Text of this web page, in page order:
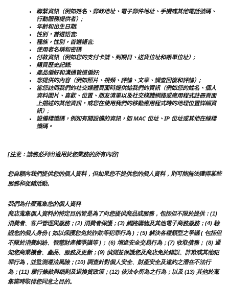
聯繫資訊（例如姓名、郵政地址、電子郵件地址、手機或其他電話號碼、
行動服務提供者）;
年齡和出生日期;
性別，首選語言;
種族，性別，首選語言;
使用者名稱和密碼
付款資訊（例如您的支付卡號、到期日、送貨位址和帳單位址）;
購買歷史記錄;
產品偏好和溝通管道偏好;
您提供的內容（例如照片、視頻、評論、文章、調查回復和評論）;
當您訪問我們的社交媒體頁面時提供給我們的資訊（例如您的姓名、個人
資料圖片、喜歡、位置、朋友清單以及社交媒體網路或應用程式註冊頁面
上描述的其他資訊，或您在使用我們的移動應用程式時的地理位置詳細資
訊）;
設備標識碼，例如有關設備的資訊，如 MAC 位址、IP 位址或其他在線標
識碼。
[注意：請務必列出適用於您業務的所有內容]
您自願向我們提供您的個人資料，但如果您不提供您的個人資料，則可能無法獲得某些
服務和促銷活動。
我們為什麼蒐集您的個人資料
商店蒐集個人資料的特定目的皆是為了向您提供商品或服務，包括但不限於提供：(1)
消費者、客戶管理與服務；(2) 消費者保護；(3) 網路購物及其他電子商務服務；(4) 驗
證您的個人身份 ( 如以保護您免於詐欺等犯罪行為 )；(5) 解決各種類型之爭議 ( 包括但
不限於消費糾紛、智慧財產權爭議等 )； (6) 增進安全交易行為；(7) 收取債務； (8) 通
知您商業機會、產品、服務及更新；(9) 偵測並保護您及商店免於錯誤、詐欺或其他犯
罪行為，並監測遵法風險；(10) 調查針對個人安全、財產安全及違約之潛在不法行
為；(11) 履行條款與細則及退換貨政策；(12) 依法令所為之行為；以及 (13) 其他於蒐
集當時取得您同意之目的。